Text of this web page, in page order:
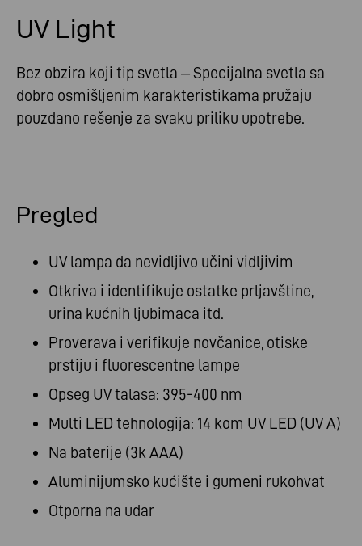
UV Light
Bez obzira koji tip svetla – Specijalna svetla sa
dobro osmišljenim karakteristikama pružaju
pouzdano rešenje za svaku priliku upotrebe.
Pregled
UV lampa da nevidljivo učini vidljivim
Otkriva i identifikuje ostatke prljavštine,
urina kućnih ljubimaca itd.
Proverava i verifikuje novčanice, otiske
prstiju i fluorescentne lampe
Opseg UV talasa: 395-400 nm
Multi LED tehnologija: 14 kom UV LED (UV A)
Na baterije (3k AAA)
Aluminijumsko kućište i gumeni rukohvat
Otporna na udar